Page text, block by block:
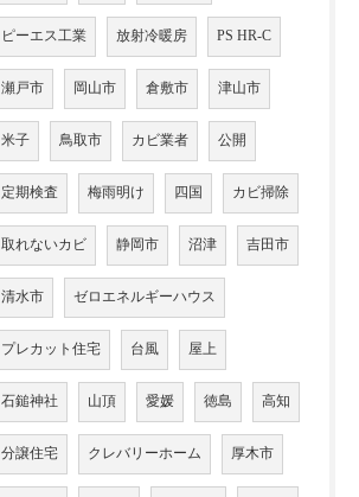
ピーエス工業 放射冷暖房 PS HR-C
瀬戸市 岡山市 倉敷市 津山市
米子 鳥取市 カビ業者 公開
定期検査 梅雨明け 四国 カビ掃除
取れないカビ 静岡市 沼津 吉田市
清水市 ゼロエネルギーハウス
プレカット住宅 台風 屋上
石鎚神社 山頂 愛媛 徳島 高知
分譲住宅 クレバリーホーム 厚木市